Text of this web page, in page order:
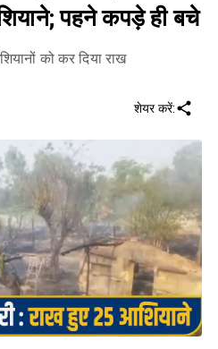
पहने कपड़े ही बचे
को कर दिया राख
शेयर करें: